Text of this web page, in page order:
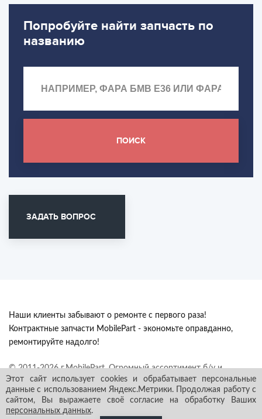
Попробуйте найти запчасть по
названию
ПОИСК
ЗАДАТЬ ВОПРОС
Наши клиенты забывают о ремонте с первого раза!
Контрактные запчасти MobilePart - экономьте оправданно,
ремонтируйте надолго!
© 2011-2026 г.MobilePart. Огромный ассортимент б/у и
контрактных автозапчастей из Европы с гарантией в наличии и
под заказ. Все права защищены.
Этот сайт использует cookies и обрабатывает персональные
данные с использованием Яндекс.Метрики. Продолжая работу с
сайтом, Вы выражаете своё согласие на обработку Ваших
персональных данных.